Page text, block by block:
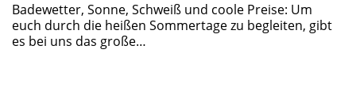
Badewetter, Sonne, Schweiß und coole Preise: Um
euch durch die heißen Sommertage zu begleiten, gibt
es bei uns das große…